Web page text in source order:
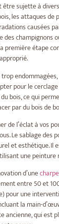
être sujette à
les attaques de
causées
des champignons
première étape
pour le
bois, ce qui
par du bois de
de l’éclat à vos
Le sablage des
et esthétique. Il
une peinture
d’une
entre 50 et
pour une
la main-
ancienne, qui est